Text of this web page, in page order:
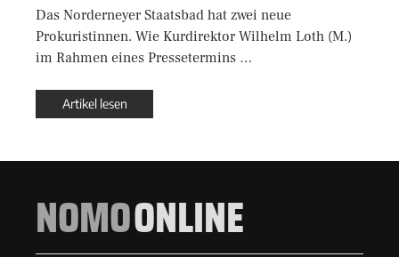
Das Norderneyer Staatsbad hat zwei neue
Prokuristinnen. Wie Kurdirektor Wilhelm Loth (M.)
im Rahmen eines Pressetermins …
Artikel lesen
NOMOONLINE